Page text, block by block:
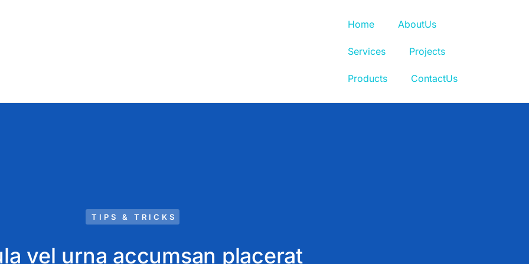
Home AboutUs
Services Projects
Products ContactUs
TIPS & TRICKS
vel urna accumsan placerat